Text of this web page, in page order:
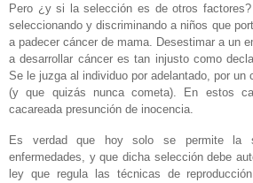
Pero ¿y si la selección es de otros
seleccionando y discriminando a niños que
a padecer cáncer de mama. Desestimar a un
a desarrollar cáncer es tan injusto como
Se le juzga al individuo por adelantado, por un
(y que quizás nunca cometa). En estos
cacareada presunción de inocencia.
Es verdad que hoy solo se permite la
enfermedades, y que dicha selección debe
ley que regula las técnicas de